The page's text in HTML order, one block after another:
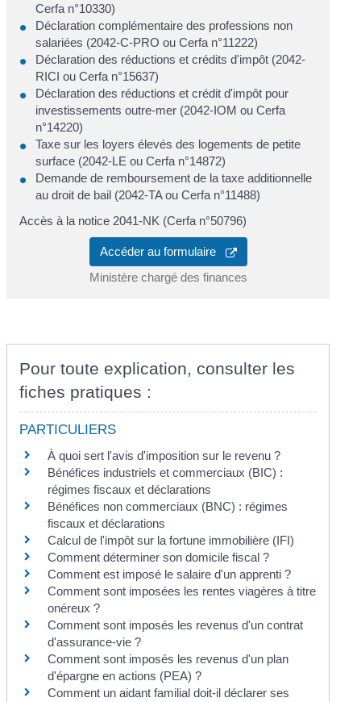
Cerfa n°10330)
Déclaration complémentaire des professions non
salariées (2042-C-PRO ou Cerfa n°11222)
Déclaration des réductions et crédits d'impôt (2042-
RICI ou Cerfa n°15637)
Déclaration des réductions et crédit d'impôt pour
investissements outre-mer (2042-IOM ou Cerfa
n°14220)
Taxe sur les loyers élevés des logements de petite
surface (2042-LE ou Cerfa n°14872)
Demande de remboursement de la taxe additionnelle
au droit de bail (2042-TA ou Cerfa n°11488)
Accès à la notice 2041-NK (Cerfa n°50796)
Accéder au formulaire
Ministère chargé des finances
Pour toute explication, consulter les
fiches pratiques :
PARTICULIERS
À quoi sert l'avis d'imposition sur le revenu ?
Bénéfices industriels et commerciaux (BIC) :
régimes fiscaux et déclarations
Bénéfices non commerciaux (BNC) : régimes
fiscaux et déclarations
Calcul de l'impôt sur la fortune immobilière (IFI)
Comment déterminer son domicile fiscal ?
Comment est imposé le salaire d'un apprenti ?
Comment sont imposées les rentes viagères à titre
onéreux ?
Comment sont imposés les revenus d'un contrat
d'assurance-vie ?
Comment sont imposés les revenus d'un plan
d'épargne en actions (PEA) ?
Comment un aidant familial doit-il déclarer ses